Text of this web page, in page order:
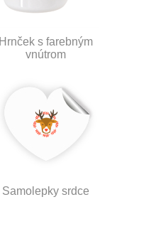
Hrnček s farebným
vnútrom
Samolepky srdce